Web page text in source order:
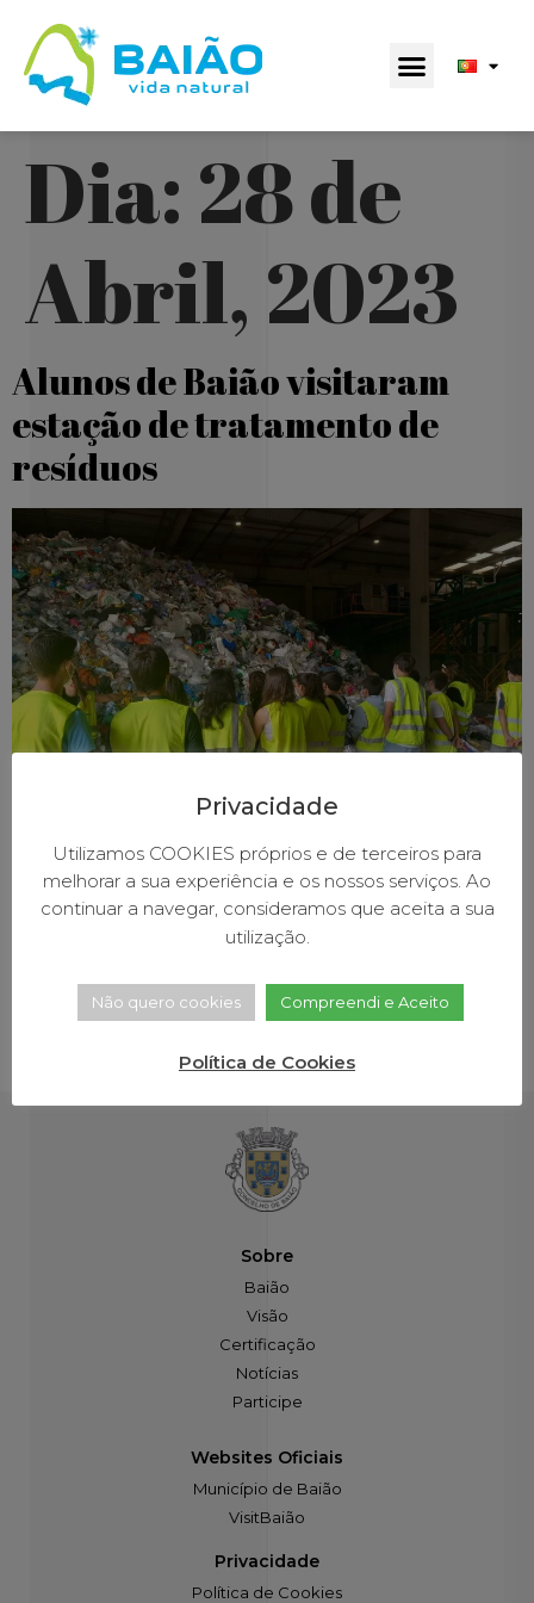
Dia:28 de
Abril, 2023
Alunos de Baião visitaram
estação de tratamento de
resíduos
Nos dias 24, 26 e 28, de abril, 153 alunos do 8º ano e
respetivos professores dos três agrupamentos de
escolas do concelho de Baião, visitaram o aterro da
Celorico de Basto. A visita foi promovida pelo Pelouro
Sobre
Baião
Visão
Certificação
Notícias
Participe
Websites Oficiais
Município de Baião
VisitBaião
Privacidade
Política de Cookies
Privacidade
Utilizamos COOKIES próprios e de terceiros para
melhorar a sua experiência e os nossos serviços. Ao
continuar a navegar, consideramos que aceita a sua
utilização.
Não quero cookies Compreendi e Aceito
Política de Cookies